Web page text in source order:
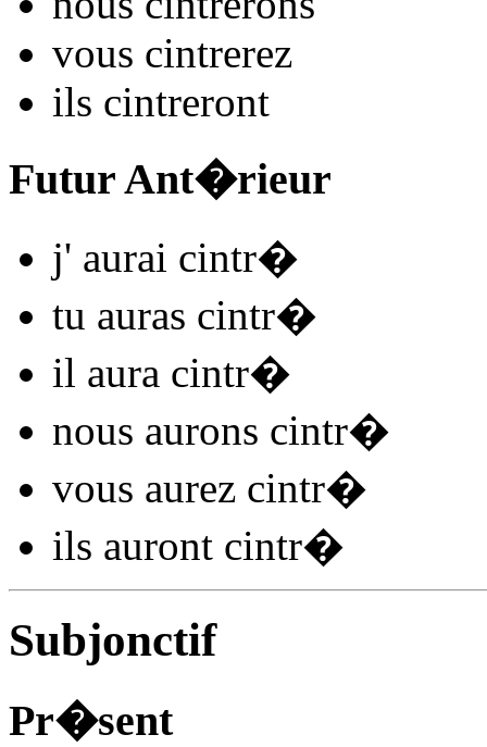
vous cintrerez
ils cintreront
Futur Ant�rieur
j' aurai cintr�
tu auras cintr�
il aura cintr�
nous aurons cintr�
vous aurez cintr�
ils auront cintr�
Subjonctif
Pr�sent